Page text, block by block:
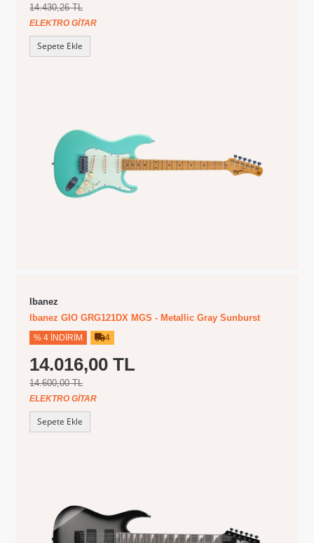
14.430,26 TL
ELEKTRO GITAR
Sepete Ekle
Ibanez
Ibanez GIO GRG121DX MGS - Metallic Gray Sunburst
% 4 İNDIRIM 4
14.016,00 TL
14.600,00 TL
ELEKTRO GITAR
Sepete Ekle